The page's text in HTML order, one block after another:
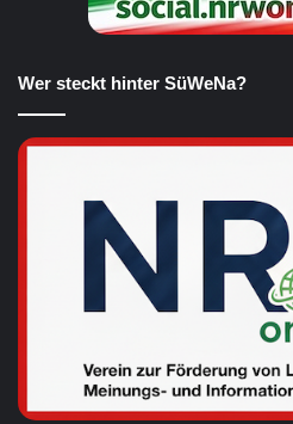
Wer steckt hinter SüWeNa?